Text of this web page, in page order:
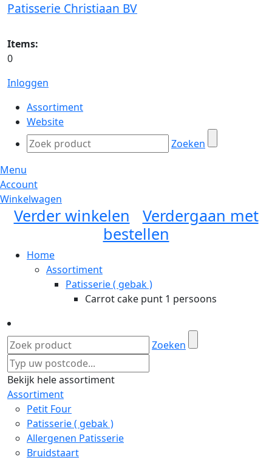
Patisserie Christiaan BV
Items:
0
Inloggen
Assortiment
Website
Zoeken
Menu
Account
Winkelwagen
Verder winkelen
Verdergaan met
bestellen
Home
Assortiment
Patisserie ( gebak )
Carrot cake punt 1 persoons
Zoeken
Bekijk hele assortiment
Assortiment
Petit Four
Patisserie ( gebak )
Allergenen Patisserie
Bruidstaart